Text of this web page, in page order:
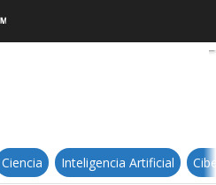
pymes le han perdido el
Ciencia Inteligencia Artificial